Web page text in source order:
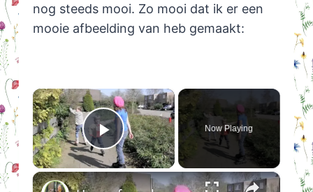
nog steeds mooi. Zo mooi dat ik er een
mooie afbeelding van heb gemaakt:
×
Play Video
Now Playing
×